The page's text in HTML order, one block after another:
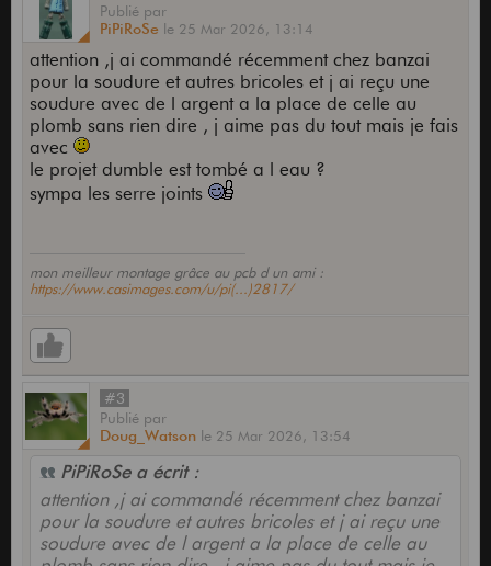
Publié par
PiPiRoSe le 25 Mar 2026, 13:14
attention ,j ai commandé récemment chez banzai
pour la soudure et autres bricoles et j ai reçu une
soudure avec de l argent a la place de celle au
plomb sans rien dire , j aime pas du tout mais je fais
avec
le projet dumble est tombé a l eau ?
sympa les serre joints
mon meilleur montage grâce au pcb d un ami :
https://www.casimages.com/u/pi(...)2817/
#3
Publié par
Doug_Watson le 25 Mar 2026, 13:54
PiPiRoSe a écrit :
attention ,j ai commandé récemment chez banzai
pour la soudure et autres bricoles et j ai reçu une
soudure avec de l argent a la place de celle au